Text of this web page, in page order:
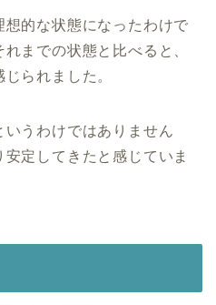
想的な状態になったわけで
までの状態と比べると、
られました。
うわけではありません
定してきたと感じていま